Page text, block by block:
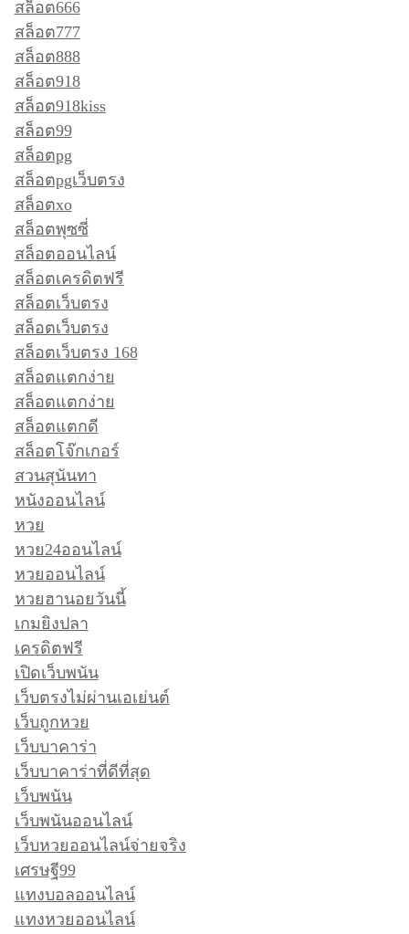
สล็อต666
สล็อต777
สล็อต888
สล็อต918
สล็อต918kiss
สล็อต99
สล็อตpg
สล็อตpgเว็บตรง
สล็อตxo
สล็อตพุซซี่
สล็อตออนไลน์
สล็อตเครดิตฟรี
สล็อตเว็บตรง
สล็อตเว็บตรง
สล็อตเว็บตรง 168
สล็อตแตกง่าย
สล็อตแตกง่าย
สล็อตแตกดี
สล็อตโจ๊กเกอร์
สวนสุนันทา
หนังออนไลน์
หวย
หวย24ออนไลน์
หวยออนไลน์
หวยฮานอยวันนี้
เกมยิงปลา
เครดิตฟรี
เปิดเว็บพนัน
เว็บตรงไม่ผ่านเอเย่นต์
เว็บถูกหวย
เว็บบาคาร่า
เว็บบาคาร่าที่ดีที่สุด
เว็บพนัน
เว็บพนันออนไลน์
เว็บหวยออนไลน์จ่ายจริง
เศรษฐี99
แทงบอลออนไลน์
แทงหวยออนไลน์